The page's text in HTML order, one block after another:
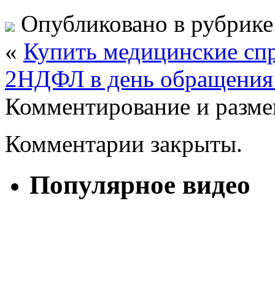
Опубликовано в
« Купить медицинские
2НДФЛ в день обращения
Комментирование и
Комментарии закрыты.
Популярное видео